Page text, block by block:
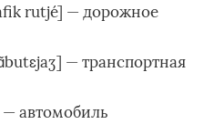
rutjé] — дорожное
— транспортная
автомобиль